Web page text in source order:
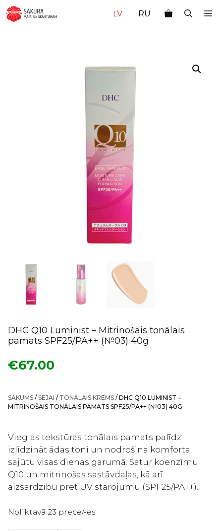
Doties
uz
LV RU
DHC Q10 Luminist – Mitrinošais tonālais
pamats SPF25/PA++ (№03) 40g
€67.00
SĀKUMS / SEJAI / TONĀLAIS KRĒMS / DHC Q10 LUMINIST –
MITRINOŠAIS TONĀLAIS PAMATS SPF25/PA++ (№03) 40G
Vieglas tekstūras tonālais pamats palīdz
izlīdzināt ādas toni un nodrošina komforta
sajūtu visas dienas garumā. Satur koenzīmu
Q10 un mitrinošas sastāvdaļas, kā arī
aizsardzību pret UV starojumu (SPF25/PA++).
Noliktavā 23 prece/-es